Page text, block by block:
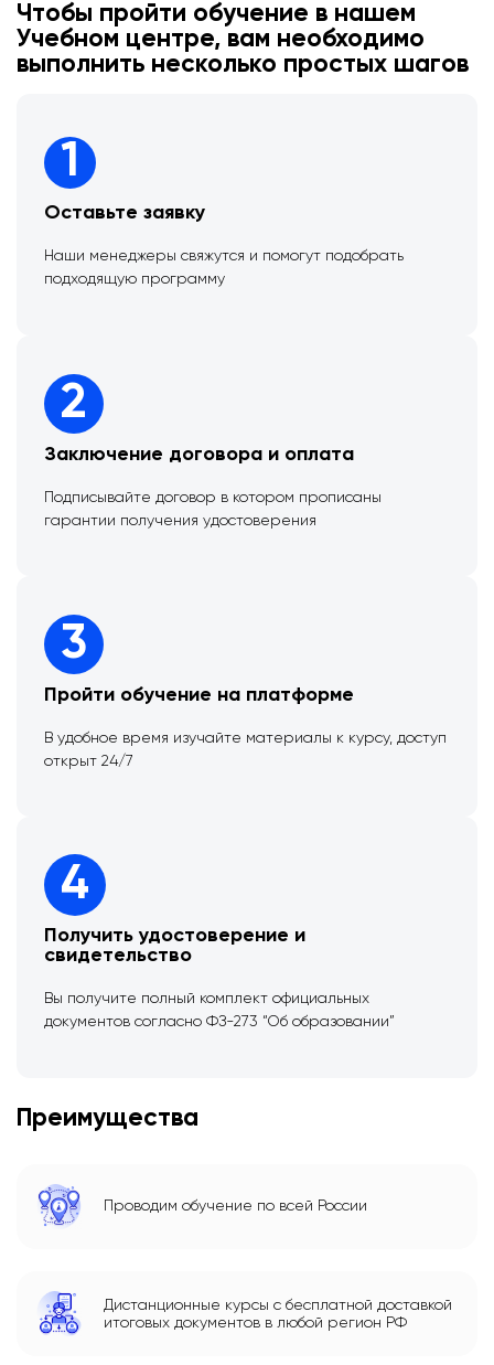
Чтобы пройти обучение в нашем
Учебном центре, вам необходимо
выполнить несколько простых шагов
1
Оставьте заявку
Наши менеджеры свяжутся и помогут подобрать
подходящую программу
2
Заключение договора и оплата
Подписывайте договор в котором прописаны
гарантии получения удостоверения
3
Пройти обучение на платформе
В удобное время изучайте материалы к курсу, доступ
открыт 24/7
4
Получить удостоверение и
свидетельство
Вы получите полный комплект официальных
документов согласно ФЗ-273 “Об образовании”
Преимущества
Проводим обучение по всей России
Дистанционные курсы с бесплатной доставкой
итоговых документов в любой регион РФ